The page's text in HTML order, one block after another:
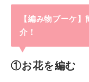
【編み物ブーケ
介！
①お花を編む